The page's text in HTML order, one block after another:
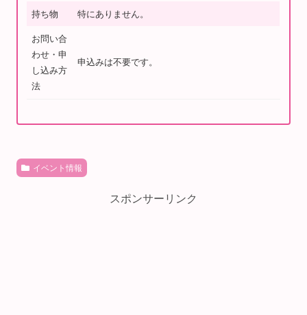
持ち物 特にありません。
お問い合
わせ・申
し込み方
法
申込みは不要です。
イベント情報
スポンサーリンク